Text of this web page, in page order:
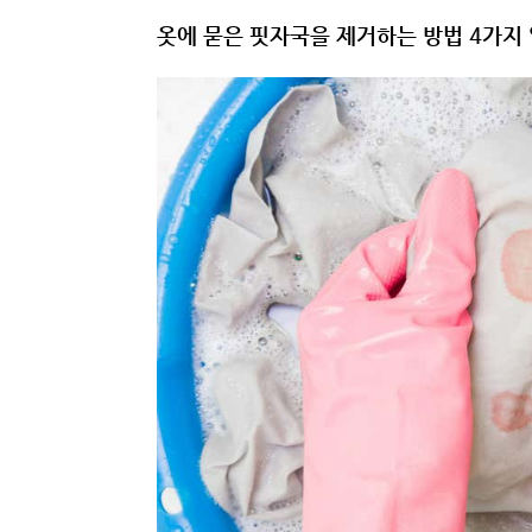
옷에 묻은 핏자국을 제거하는 방법 4가지